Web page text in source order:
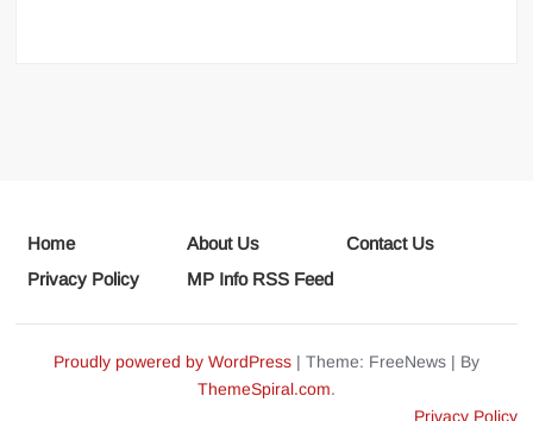
Home About Us
Contact Us
Privacy Policy
MP Info RSS Feed
Proudly powered by WordPress | Theme: FreeNews | By
ThemeSpiral.com.
Privacy Policy